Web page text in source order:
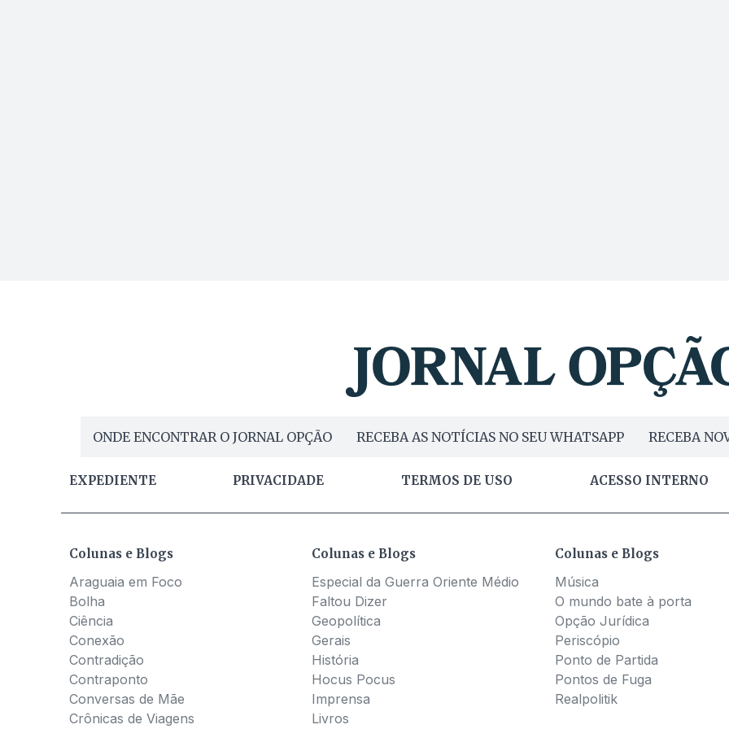
ONDE ENCONTRAR O JORNAL OPÇÃO RECEBA AS NOTÍCIAS NO SEU WHATSAPP RECEBA
EXPEDIENTE PRIVACIDADE TERMOS DE USO ACESSO INTERNO
Colunas e Blogs
Araguaia em Foco
Bolha
Ciência
Conexão
Contradição
Contraponto
Conversas de Mãe
Crônicas de Viagens
Colunas e Blogs
Especial da Guerra Oriente Médio
Faltou Dizer
Geopolítica
Gerais
História
Hocus Pocus
Imprensa
Livros
Colunas e Blogs
Música
O mundo bate à porta
Opção Jurídica
Periscópio
Ponto de Partida
Pontos de Fuga
Realpolitik